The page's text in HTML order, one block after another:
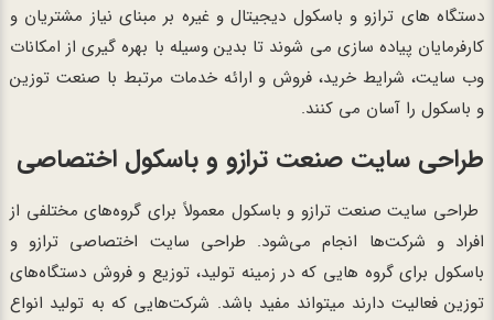
دستگاه های ترازو و باسکول دیجیتال و غیره بر مبنای نیاز مشتریان و
کارفرمایان پیاده سازی می شوند تا بدین وسیله با بهره گیری از امکانات
وب سایت، شرایط خرید، فروش و ارائه خدمات مرتبط با صنعت توزین
و باسکول را آسان می کنند.
طراحی سایت صنعت ترازو و باسکول اختصاصی
طراحی سایت صنعت ترازو و باسکول معمولاً برای گروه‌های مختلفی از
افراد و شرکت‌ها انجام می‌شود. طراحی سایت اختصاصی ترازو و
باسکول برای گروه هایی که در زمینه تولید، توزیع و فروش دستگاه‌های
توزین فعالیت دارند میتواند مفید باشد. شرکت‌هایی که به تولید انواع